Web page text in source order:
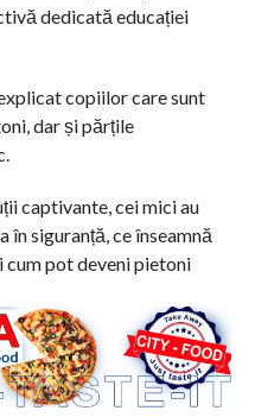
dedicată educației
copiilor care sunt
dar și părțile
captivante, cei mici au
în siguranță, ce înseamnă
cum pot deveni pietoni